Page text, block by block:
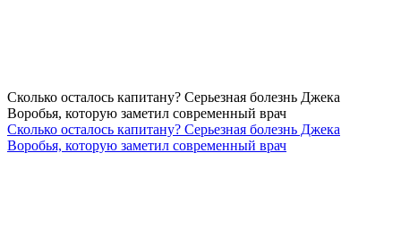
Сколько осталось капитану? Серьезная болезнь Джека
Воробья, которую заметил современный врач
Сколько осталось капитану? Серьезная болезнь Джека
Воробья, которую заметил современный врач